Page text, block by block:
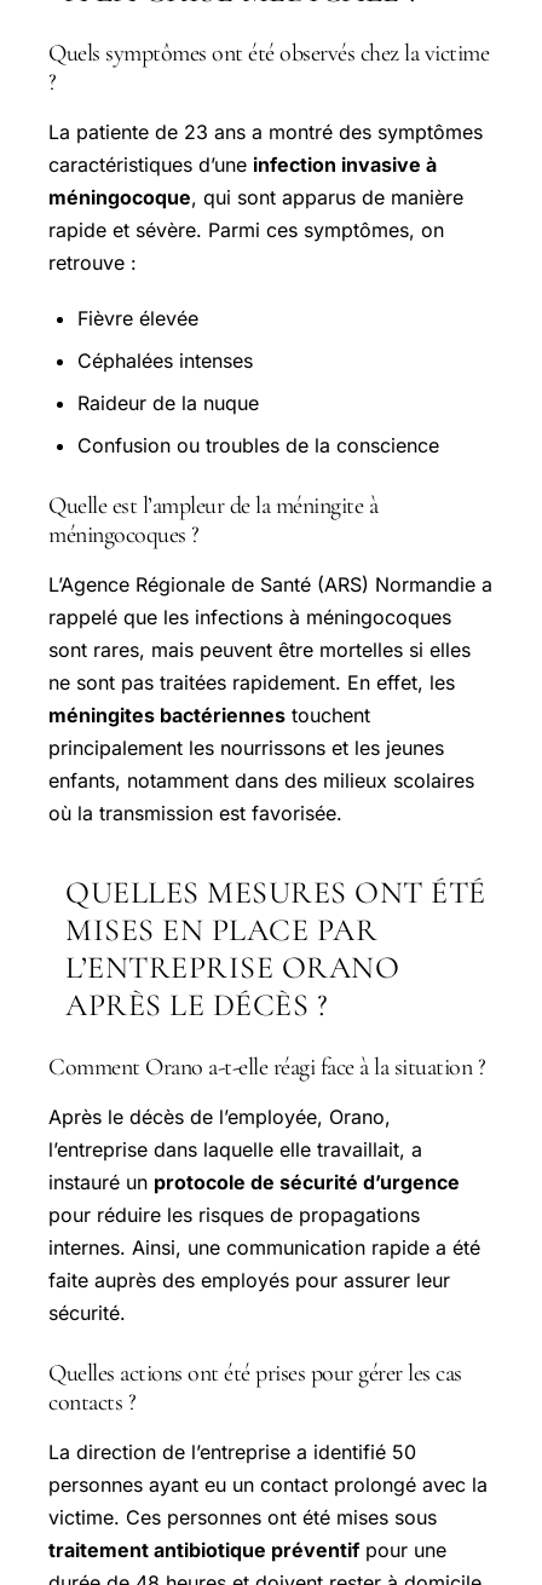
Quels symptômes ont été observés chez la victime
?
La patiente de 23 ans a montré des symptômes
caractéristiques d’une infection invasive à
méningocoque, qui sont apparus de manière
rapide et sévère. Parmi ces symptômes, on
retrouve :
Fièvre élevée
Céphalées intenses
Raideur de la nuque
Confusion ou troubles de la conscience
Quelle est l’ampleur de la méningite à
méningocoques ?
L’Agence Régionale de Santé (ARS) Normandie a
rappelé que les infections à méningocoques
sont rares, mais peuvent être mortelles si elles
ne sont pas traitées rapidement. En effet, les
méningites bactériennes touchent
principalement les nourrissons et les jeunes
enfants, notamment dans des milieux scolaires
où la transmission est favorisée.
QUELLES MESURES ONT ÉTÉ
MISES EN PLACE PAR
L’ENTREPRISE ORANO
APRÈS LE DÉCÈS ?
Comment Orano a-t-elle réagi face à la situation ?
Après le décès de l’employée, Orano,
l’entreprise dans laquelle elle travaillait, a
instauré un protocole de sécurité d’urgence
pour réduire les risques de propagations
internes. Ainsi, une communication rapide a été
faite auprès des employés pour assurer leur
sécurité.
Quelles actions ont été prises pour gérer les cas
contacts ?
La direction de l’entreprise a identifié 50
personnes ayant eu un contact prolongé avec la
victime. Ces personnes ont été mises sous
traitement antibiotique préventifpour une